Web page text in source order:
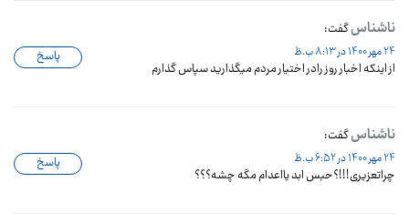
ناشناسگفت:
24 مهر 1400 در 8:13 ب.ظ
از اینکه اخبار روز رادر اختیار مردم میگذارید سپاس گذارم
پاسخ
ناشناسگفت:
24 مهر 1400 در 6:52 ب.ظ
چراتعزیری!!!؟حبس ابد یااعدام مگه چشه؟؟؟
پاسخ